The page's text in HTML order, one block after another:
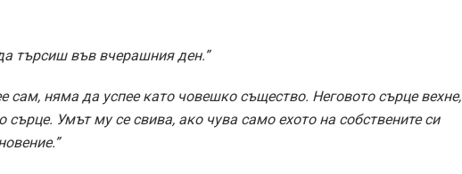
търсиш във вчерашния ден.”
сам, няма да успее като човешко същество. Неговото сърце вехне,
Умът му се свива, ако чува само ехото на собствените си